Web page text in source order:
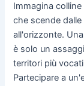
Immagina
che scende
all'orizzonte.
è solo un
territori più
Partecipare a